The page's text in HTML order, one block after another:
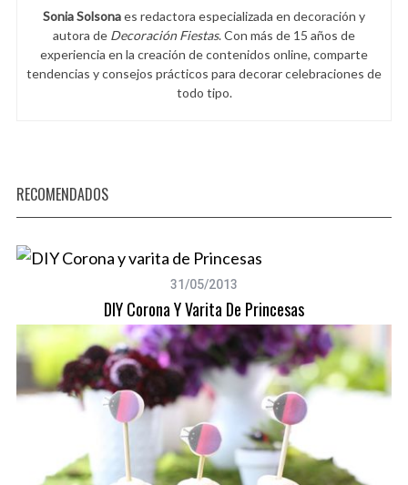
Sonia Solsonaes redactora especializada en decoración y
autora de Decoración Fiestas. Con más de 15 años de
experiencia en la creación de contenidos online, comparte
tendencias y consejos prácticos para decorar celebraciones de
todo tipo.
RECOMENDADOS
31/05/2013
DIY Corona Y Varita De Princesas